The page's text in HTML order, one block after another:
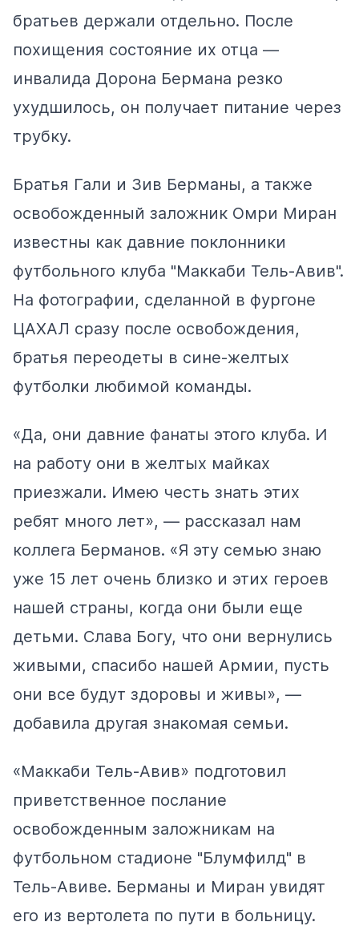
братьев держали отдельно. После
похищения состояние их отца —
инвалида Дорона Бермана резко
ухудшилось, он получает питание через
трубку.
Братья Гали и Зив Берманы, а также
освобожденный заложник Омри Миран
известны как давние поклонники
футбольного клуба "Маккаби Тель-Авив".
На фотографии, сделанной в фургоне
ЦАХАЛ сразу после освобождения,
братья переодеты в сине-желтых
футболки любимой команды.
«Да, они давние фанаты этого клуба. И
на работу они в желтых майках
приезжали. Имею честь знать этих
ребят много лет», — рассказал нам
коллега Берманов. «Я эту семью знаю
уже 15 лет очень близко и этих героев
нашей страны, когда они были еще
детьми. Слава Богу, что они вернулись
живыми, спасибо нашей Армии, пусть
они все будут здоровы и живы», —
добавила другая знакомая семьи.
«Маккаби Тель-Авив» подготовил
приветственное послание
освобожденным заложникам на
футбольном стадионе "Блумфилд" в
Тель-Авиве. Берманы и Миран увидят
его из вертолета по пути в больницу.